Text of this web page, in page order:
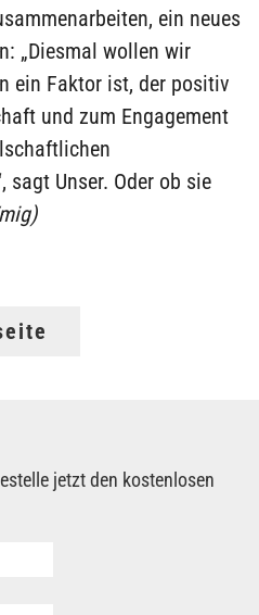
ein neues
„Diesmal wollen wir
ein Faktor ist, der positiv
und zum Engagement
sagt Unser. Oder ob sie
jetzt den kostenlosen